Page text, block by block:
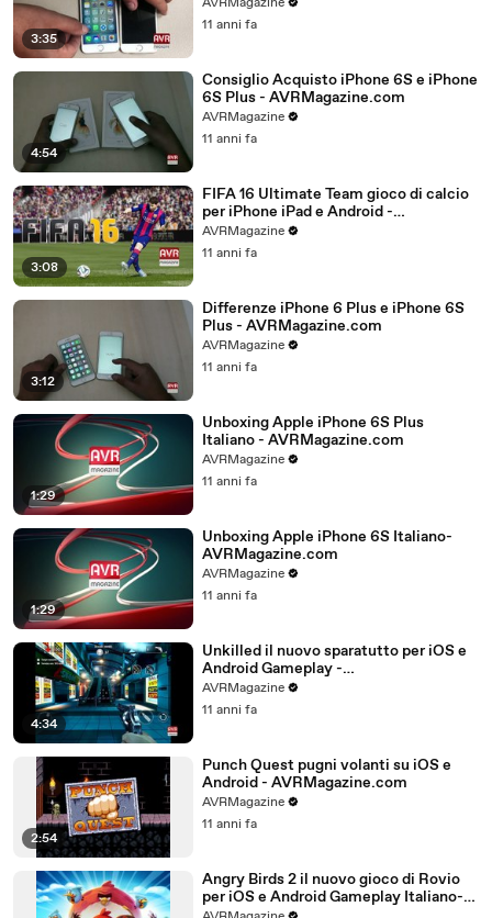
3:35
11 anni fa
4:54
Consiglio Acquisto iPhone 6S e iPhone
6S Plus - AVRMagazine.com
AVRMagazine
11 anni fa
3:08
FIFA 16 Ultimate Team gioco di calcio
per iPhone iPad e Android -
AVRMagazine.com
AVRMagazine
11 anni fa
3:12
Differenze iPhone 6 Plus e iPhone 6S
Plus - AVRMagazine.com
AVRMagazine
11 anni fa
1:29
Unboxing Apple iPhone 6S Plus
Italiano - AVRMagazine.com
AVRMagazine
11 anni fa
1:29
Unboxing Apple iPhone 6S Italiano-
AVRMagazine.com
AVRMagazine
11 anni fa
4:34
Unkilled il nuovo sparatutto per iOS e
Android Gameplay -
AVRMagazine.com
AVRMagazine
11 anni fa
2:54
Punch Quest pugni volanti su iOS e
Android - AVRMagazine.com
AVRMagazine
11 anni fa
Angry Birds 2 il nuovo gioco di Rovio
per iOS e Android Gameplay Italiano-